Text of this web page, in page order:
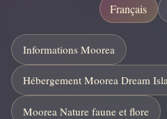
Français
Informations Moorea
Hébergement Moorea Dream
Moorea Nature faune et flore